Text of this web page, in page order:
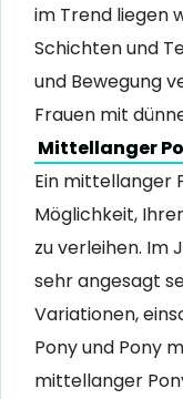
im Trend liegen
Schichten und
und Bewegung
Frauen mit
Mittellanger
Ein mittellanger
Möglichkeit,
zu verleihen. Im
sehr angesagt
Variationen,
Pony und Pony
mittellanger